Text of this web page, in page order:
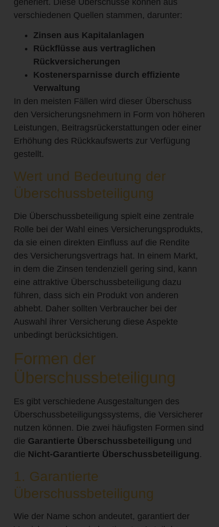
verschiedenen Quellen stammen, darunter:
Zinsen aus Kapitalanlagen
Rückflüsse aus vertraglichen
Rückversicherungen
Kostenersparnisse durch effiziente
Verwaltung
In den meisten Fällen wird dieser Überschuss
den Versicherungsnehmern in Form von höheren
Leistungen, Beitragsrückerstattungen oder einer
Erhöhung des Rückkaufswerts zur Verfügung
gestellt.
Wert und Bedeutung der
Überschussbeteiligung
Die Überschussbeteiligung spielt eine zentrale
Rolle bei der Wahl eines Versicherungsprodukts,
da sie einen direkten Einfluss auf die Rendite
des Versicherungsvertrags hat. In einem Markt,
in dem die Zinsen tendenziell gering sind, kann
eine attraktive Überschussbeteiligung dazu
führen, dass sich ein Produkt von anderen
abhebt. Daher sollten Verbraucher bei der
Auswahl ihrer Versicherung diese Aspekte
unbedingt berücksichtigen.
Formen der
Überschussbeteiligung
Es gibt verschiedene Ausgestaltungen des
Überschussbeteiligungssystems, die Versicherer
nutzen können. Die zwei häufigsten Formen sind
die Garantierte Überschussbeteiligung und
die Nicht-Garantierte Überschussbeteiligung.
1. Garantierte
Überschussbeteiligung
Wie der Name schon andeutet, garantiert der